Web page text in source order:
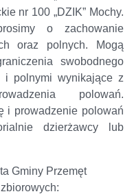
nr 100 „DZIK” Mochy.
o zachowanie
oraz polnych. Mogą
swobodnego
i polnymi wynikające z
polowań.
i prowadzenie polowań
dzierżawcy lub
Gminy Przemęt